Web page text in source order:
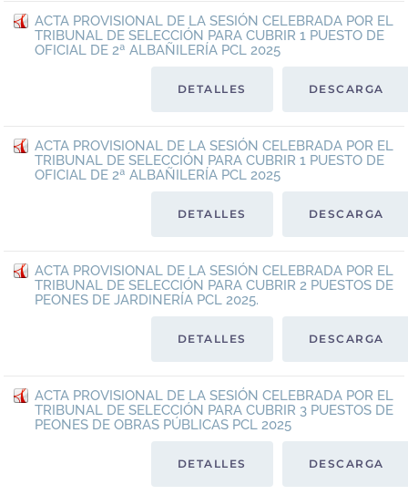
ACTA PROVISIONAL DE LA SESIÓN CELEBRADA POR EL
TRIBUNAL DE SELECCIÓN PARA CUBRIR 1 PUESTO DE
OFICIAL DE 2ª ALBAÑILERÍA PCL 2025
DESCARGA
DETALLES
ACTA PROVISIONAL DE LA SESIÓN CELEBRADA POR EL
TRIBUNAL DE SELECCIÓN PARA CUBRIR 1 PUESTO DE
OFICIAL DE 2ª ALBAÑILERÍA PCL 2025
DESCARGA
DETALLES
ACTA PROVISIONAL DE LA SESIÓN CELEBRADA POR EL
TRIBUNAL DE SELECCIÓN PARA CUBRIR 2 PUESTOS DE
PEONES DE JARDINERÍA PCL 2025.
DESCARGA
DETALLES
ACTA PROVISIONAL DE LA SESIÓN CELEBRADA POR EL
TRIBUNAL DE SELECCIÓN PARA CUBRIR 3 PUESTOS DE
PEONES DE OBRAS PÚBLICAS PCL 2025
DESCARGA
DETALLES